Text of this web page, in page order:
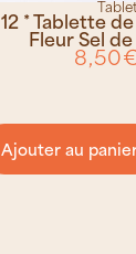
12 * Tablette
Fleur Sel
8,50
Ajouter au